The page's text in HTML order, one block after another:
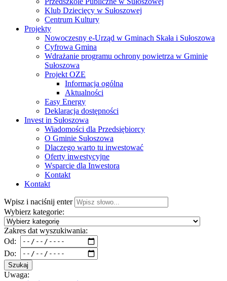
Klub Dziecięcy w Sułoszowej
Centrum Kultury
Projekty
Nowoczesny e-Urząd w Gminach Skała i Sułoszowa
Cyfrowa Gmina
Wdrażanie programu ochrony powietrza w Gminie
Sułoszowa
Projekt OZE
Informacja ogólna
Aktualności
Easy Energy
Deklaracja dostępności
Invest in Sułoszowa
Wiadomości dla Przedsiębiorcy
O Gminie Sułoszowa
Dlaczego warto tu inwestować
Oferty inwestycyjne
Wsparcie dla Inwestora
Kontakt
Kontakt
Wpisz i naciśnij enter
Wybierz kategorie:
Zakres dat wyszukiwania:
Od:
Do:
Szukaj
Uwaga: